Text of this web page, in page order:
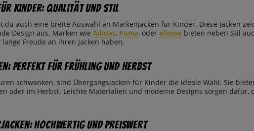
Kinder: Qualität und Stil
du auch eine breite Auswahl an Markenjacken für Kinder. Diese Jacken
Design aus. Marken wie Adidas, Puma, oder ellesse bieten neben Stil
Freude an ihren Jacken haben.
Perfekt für Frühling und Herbst
schwanken, sind Übergangsjacken für Kinder die ideale Wahl. Sie
oder im Herbst. Leichte Materialien und moderne Designs sorgen
Hochwertig und preiswert